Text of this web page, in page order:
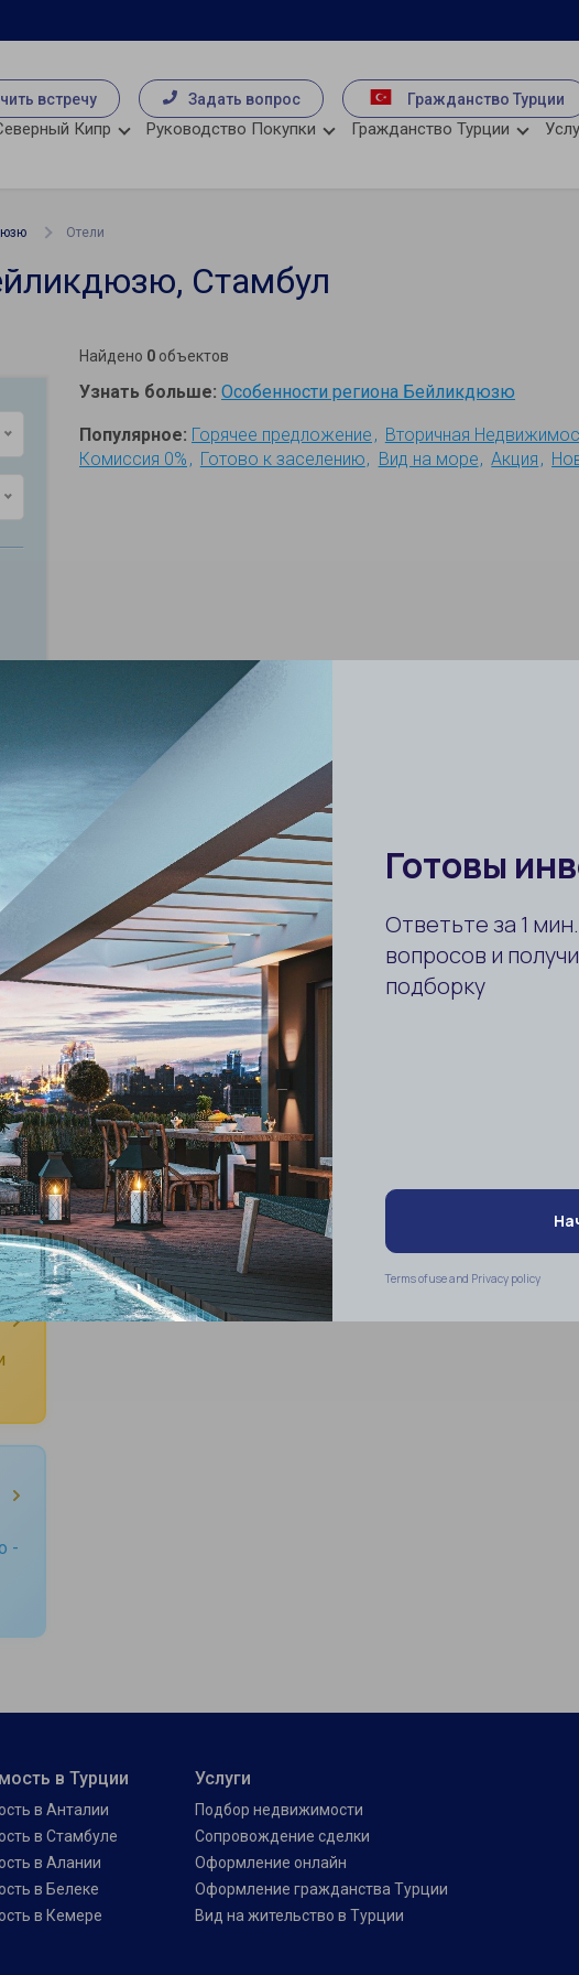
встречу Задать вопрос Гражданство Турции
Кипр Руководство Покупки Гражданство Турции
Отели
Стамбул
-
Найдено 0 объектов
Узнать больше: Особенности региона Бейликдюзю
Популярное: Горячее предложение
Вторичная
Комиссия 0%
Готово к заселению Вид на море Акция
в Турции
в Анталии
в Стамбуле
в Алании
в Белеке
в Кемере
Услуги
Подбор недвижимости
Сопровождение сделки
Оформление онлайн
Оформление гражданства Турции
Вид на жительство в Турции